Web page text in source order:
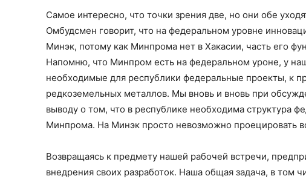
Самое интересно, что точки зрения две, но они обе
Омбудсмен говорит, что на федеральном уровне
Минэк, потому как Минпрома нет в Хакасии, часть его
Напомню, что Минпром есть на федеральном уроне, у
необходимые для республики федеральные проекты, к
редкоземельных металлов. Мы вновь и вновь при
выводу о том, что в республике необходима структура
Минпрома. На Минэк просто невозможно проецировать
Возвращаясь к предмету нашей рабочей встречи,
внедрения своих разработок. Наша общая задача, в том